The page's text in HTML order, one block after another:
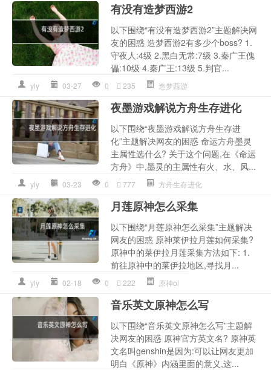
有没有造梦西游2
以下围绕“有没有造梦西游2”主题解决网
友的困惑 造梦西游2有多少个boss? 1.
守夜人:4级 2.黑白无常:7级 3.秦广王傀
儡:10级 4.秦广王:13级 5.判官...
yly 03-27 0 235 造梦西游
夜墨游戏解说方舟生存进化
以下围绕“夜墨游戏解说方舟生存进
化”主题解决网友的困惑 命运方舟墨灵
主属性选什么? 关于这个问题,在《命运
方舟》中,墨灵的主属性有火、水、风...
yly 03-23 0 777 方舟生存进化
月莲原神怎么采集
以下围绕“月莲原神怎么采集”主题解决
网友的困惑 原神莱伊拉月莲如何采集?
原神中的莱伊拉月莲采集方法如下: 1.
前往原神中的莱伊拉地区,寻找月...
yly 02-18 0 222 原神ol
音乐英文原神怎么写
以下围绕“音乐英文原神怎么写”主题解
决网友的困惑 原神官方英文名? 原神英
文名叫genshin是因为:可以让网友更加
明白《原神》内涵里面的意义,这...